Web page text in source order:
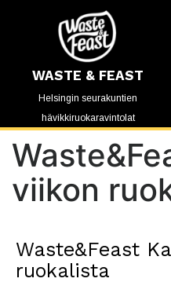
WASTE & FEAST
Helsingin seurakuntien
hävikkiruokaravintolat
viikon
Waste&Feast
ruokalista